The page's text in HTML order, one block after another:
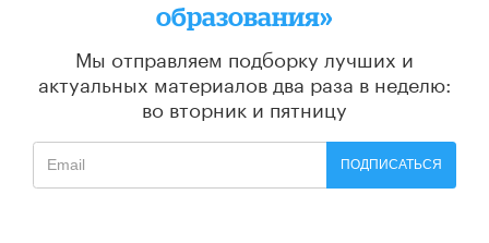
образования»
Мы отправляем подборку лучших и
актуальных материалов два раза в неделю:
во вторник и пятницу
ПОДПИСАТЬСЯ